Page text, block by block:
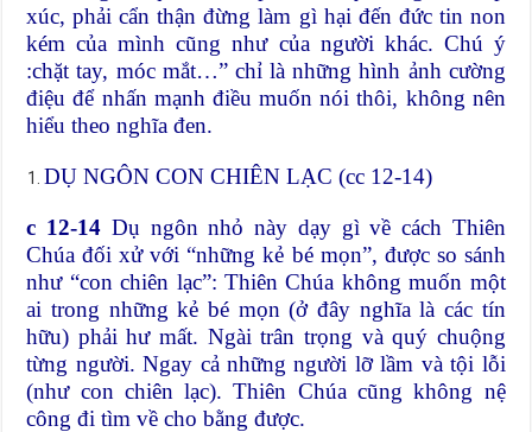
xúc, phải cẩn thận đừng làm gì hại đến đức tin non
kém của mình cũng như của người khác. Chú ý
:chặt tay, móc mắt…” chỉ là những hình ảnh cường
điệu để nhấn mạnh điều muốn nói thôi, không nên
hiểu theo nghĩa đen.
DỤ NGÔN CON CHIÊN LẠC (cc 12-14)
c 12-14 Dụ ngôn nhỏ này dạy gì về cách Thiên
Chúa đối xử với “những kẻ bé mọn”, được so sánh
như “con chiên lạc”: Thiên Chúa không muốn một
ai trong những kẻ bé mọn (ở đây nghĩa là các tín
hữu) phải hư mất. Ngài trân trọng và quý chuộng
từng người. Ngay cả những người lỡ lầm và tội lỗi
(như con chiên lạc). Thiên Chúa cũng không nệ
công đi tìm về cho bằng được.